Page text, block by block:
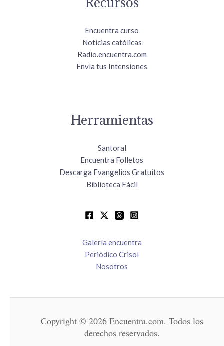
Encuentra curso
Noticias católicas
Radio.encuentra.com
Envía tus Intensiones
Herramientas
Santoral
Encuentra Folletos
Descarga Evangelios Gratuitos
Biblioteca Fácil
Galería encuentra
Periódico Crisol
Nosotros
Copyright © 2026 Encuentra.com. Todos los
derechos reservados.